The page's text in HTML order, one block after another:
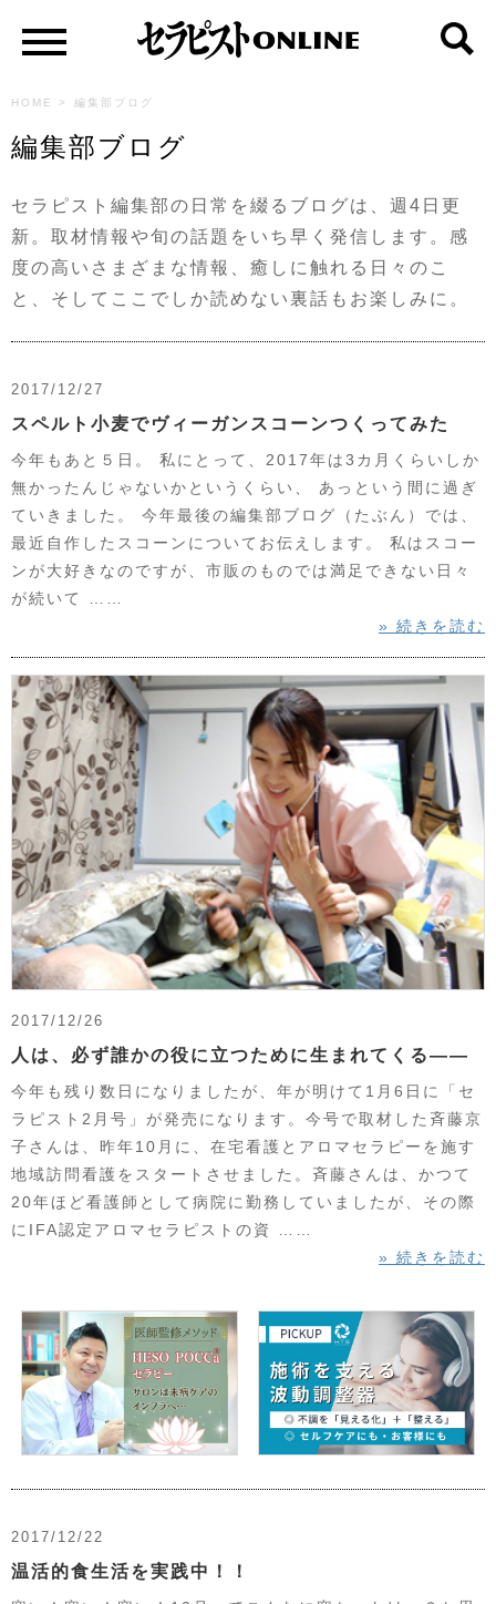
HOME > 編集部ブログ
編集部ブログ
セラピスト編集部の日常を綴るブログは、週4日更
新。取材情報や旬の話題をいち早く発信します。感
度の高いさまざまな情報、癒しに触れる日々のこ
と、そしてここでしか読めない裏話もお楽しみに。
2017/12/27
スペルト小麦でヴィーガンスコーンつくってみた
今年もあと５日。 私にとって、2017年は3カ月くらいしか
無かったんじゃないかというくらい、 あっという間に過ぎ
ていきました。 今年最後の編集部ブログ（たぶん）では、
最近自作したスコーンについてお伝えします。 私はスコー
ンが大好きなのですが、市販のものでは満足できない日々
が続いて ……
» 続きを読む
2017/12/26
人は、必ず誰かの役に立つために生まれてくる――
今年も残り数日になりましたが、年が明けて1月6日に「セ
ラピスト2月号」が発売になります。今号で取材した斉藤京
子さんは、昨年10月に、在宅看護とアロマセラピーを施す
地域訪問看護をスタートさせました。斉藤さんは、かつて
20年ほど看護師として病院に勤務していましたが、その際
にIFA認定アロマセラピストの資 ……
» 続きを読む
2017/12/22
温活的食生活を実践中！！